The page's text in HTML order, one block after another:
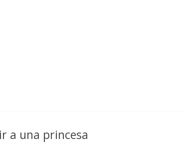
a una princesa